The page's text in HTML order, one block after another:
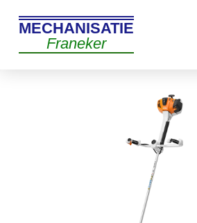
MECHANISATIE
Franeker